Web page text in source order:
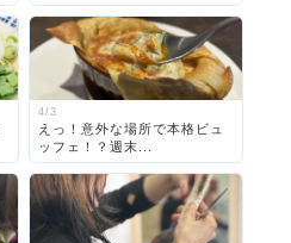
4/3
えっ！意外な場所で本格ビュ
ッフェ！？週末...